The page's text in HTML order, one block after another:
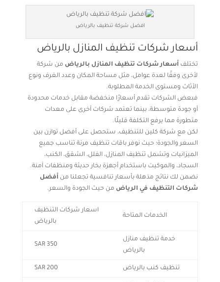
افضل شركة تنظيف بالرياض
أسعار شركات تنظيف المنازل بالرياض
تختلف أسعار شركات تنظيف المنازل بالرياض من شركة
لأخرى وفقًا لعدة عوامل، مثل مساحة المكان وعدد الغرف ونوع
الأثاث ومستوى الخدمة المطلوبة.
فبعض الشركات تقدم أسعارًا منخفضة مقابل خدمات محدودة
أو جودة متوسطة، بينما تعتمد شركات أخرى على معدات
متطورة مما يرفع التكلفة قليلًا.
لكن مع شركة كلين للتنظيف، ستحصل على أفضل توازن بين
السعر والجودة؛ حيث نوفر باقات تنظيف مرنة تناسب جميع
الميزانيات وتشمل تنظيف المنازل، الفلل، الشقق، الكنب،
السجاد، والموكيت باستخدام أجهزة بخار حديثة ومنظفات آمنة.
نضمن لك نتائج مذهلة بأسعار تنافسية تجعلنا من أفضل
شركات التنظيف في الرياض من حيث الجودة والسعر.
الخدمات المتاحة
اسعار شركات التنظيف
بالرياض
خدمة تنظيف منازل
بالرياض
350 SAR
تنظيف كنب بالرياض 200 SAR